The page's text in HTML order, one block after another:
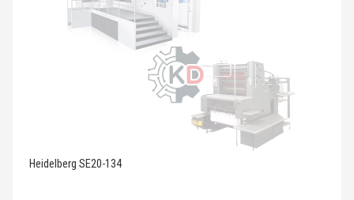
Heidelberg SE20-134